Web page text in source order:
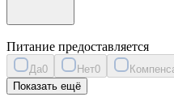
Питание предоставляется
Да0 Нет0
Показать ещё